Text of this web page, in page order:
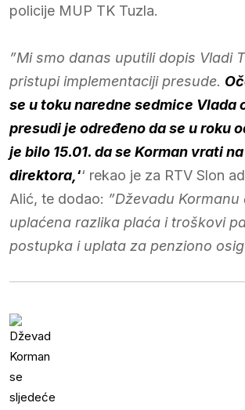
policije MUP TK Tuzla.
”Mi smo danas uputili dopis Vladi
pristupi implementaciji presude.
se u toku naredne sedmice Vlada
presudi je određeno da se u roku
je bilo 15.01. da se Korman vrati
direktora, ‘‘ rekao je za RTV Slon
Alić, te dodao: ”Dževadu Kormanu
uplaćena razlika plaća i troškovi
postupka i uplata za penziono